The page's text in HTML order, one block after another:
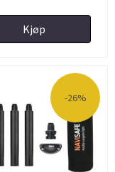
Kjøp
-26%